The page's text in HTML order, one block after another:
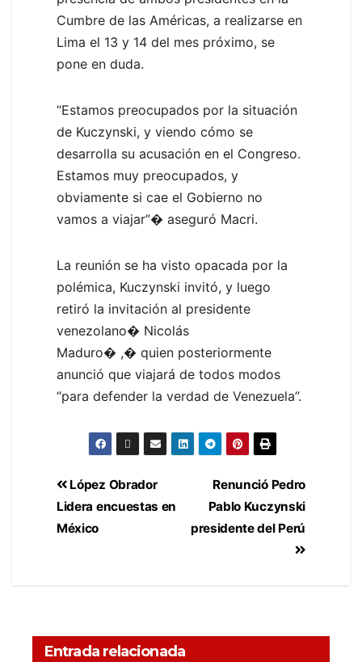
Cumbre de las Américas, a realizarse en
Lima el 13 y 14 del mes próximo, se
pone en duda.
“Estamos preocupados por la situación
de Kuczynski, y viendo cómo se
desarrolla su acusación en el Congreso.
Estamos muy preocupados, y
obviamente si cae el Gobierno no
vamos a viajar”� aseguró Macri.
La reunión se ha visto opacada por la
polémica, Kuczynski invitó, y luego
retiró la invitación al presidente
venezolano� Nicolás
Maduro� ,� quien posteriormente
anunció que viajará de todos modos
“para defender la verdad de Venezuela”.
Renunció Pedro
Pablo Kuczynski
presidente del Perú
López Obrador
Lidera encuestas en
México
Entrada relacionada